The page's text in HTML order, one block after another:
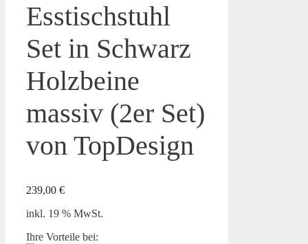
Esstischstuhl
Set in Schwarz
Holzbeine
massiv (2er Set)
von TopDesign
239,00 €
inkl. 19 % MwSt.
Ihre Vorteile bei: